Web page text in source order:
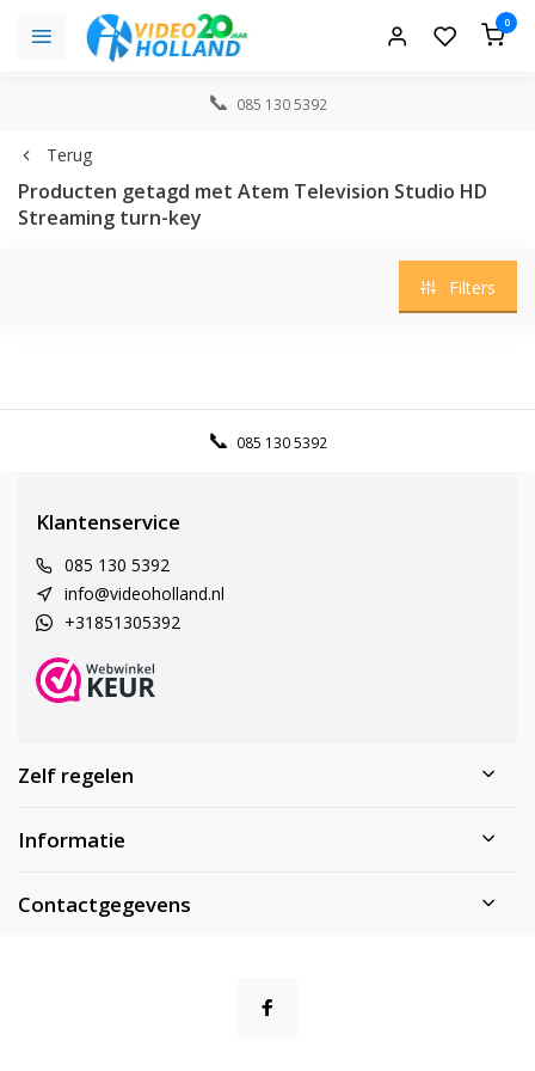
0
085 130 5392
Terug
Producten getagd met Atem Television Studio HD
Streaming turn-key
Filters
085 130 5392
Klantenservice
085 130 5392
info@videoholland.nl
+31851305392
Zelf regelen
Informatie
Contactgegevens